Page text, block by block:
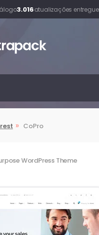
3.016atualizações
» CoPro
WordPress Theme